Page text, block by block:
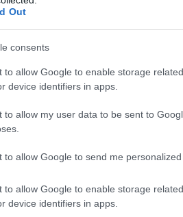
Out
consents
to allow Google to enable storage
device identifiers in apps.
to allow my user data to be sent to
to allow Google to send me personalized
to allow Google to enable storage
device identifiers in apps.